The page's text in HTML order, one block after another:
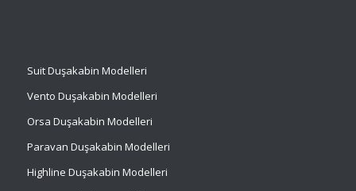
SuitDuşakabin Modelleri
Vento Duşakabin Modelleri
Orsa Duşakabin Modelleri
Paravan Duşakabin Modelleri
Highline Duşakabin Modelleri